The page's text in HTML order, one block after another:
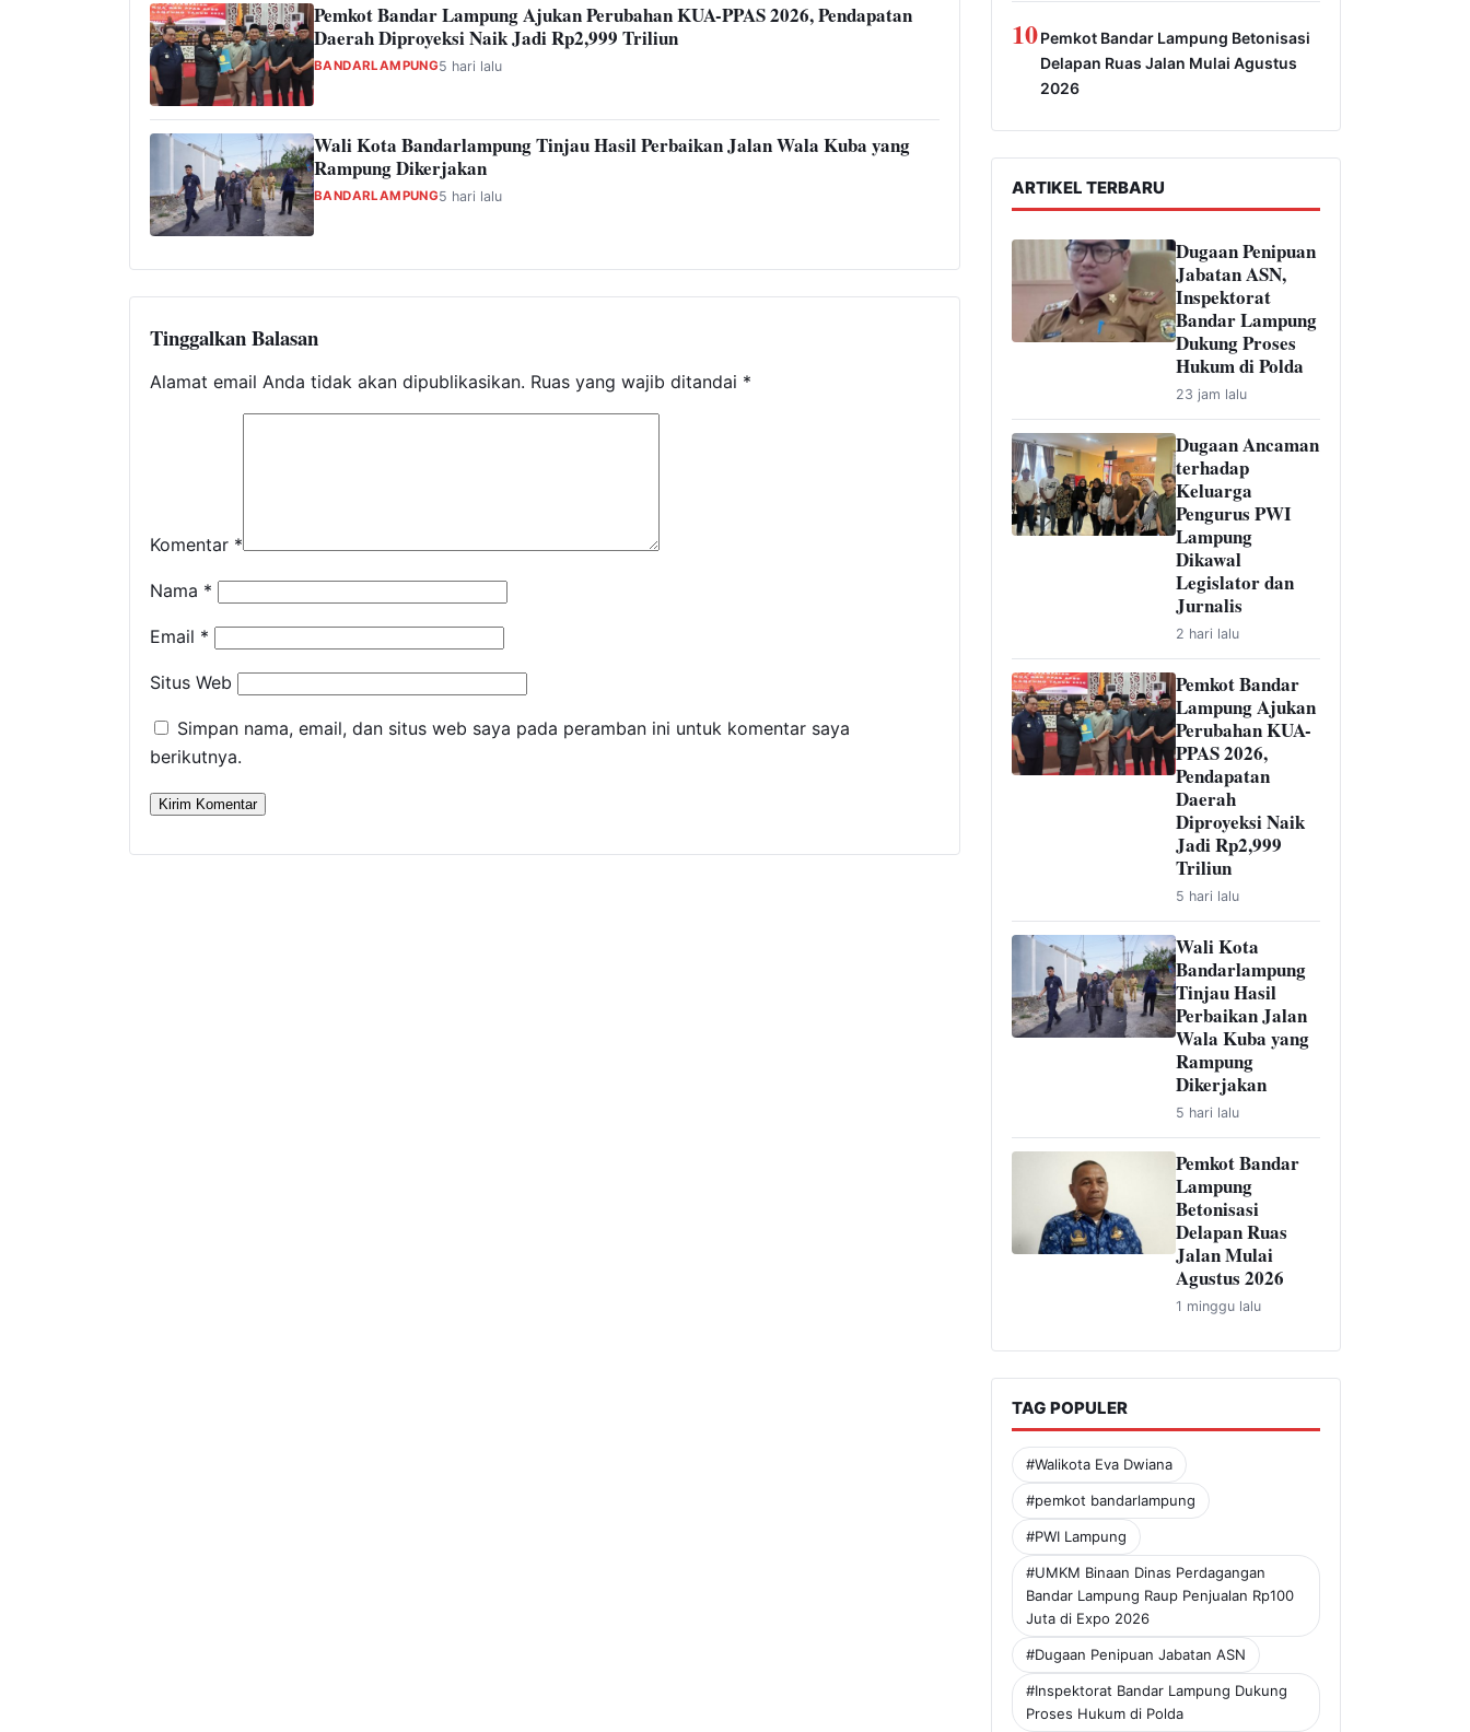
Pemkot Bandar Lampung Ajukan Perubahan KUA-PPAS 2026, Pendapatan
Daerah Diproyeksi Naik Jadi Rp2,999 Triliun
BANDARLAMPUNG5 hari lalu
Wali Kota Bandarlampung Tinjau Hasil Perbaikan Jalan Wala Kuba yang
Rampung Dikerjakan
BANDARLAMPUNG5 hari lalu
Tinggalkan Balasan
Alamat email Anda tidak akan dipublikasikan. Ruas yang wajib ditandai *
Komentar *
Nama *
Email *
Situs Web
Simpan nama, email, dan situs web saya pada peramban ini untuk komentar saya
berikutnya.
10Pemkot Bandar Lampung Betonisasi
Delapan Ruas Jalan Mulai Agustus
2026
ARTIKEL TERBARU
Dugaan Penipuan
Jabatan ASN,
Inspektorat
Bandar Lampung
Dukung Proses
Hukum di Polda
23 jam lalu
Dugaan Ancaman
terhadap
Keluarga
Pengurus PWI
Lampung
Dikawal
Legislator dan
Jurnalis
2 hari lalu
Pemkot Bandar
Lampung Ajukan
Perubahan KUA-
PPAS 2026,
Pendapatan
Daerah
Diproyeksi Naik
Jadi Rp2,999
Triliun
5 hari lalu
Wali Kota
Bandarlampung
Tinjau Hasil
Perbaikan Jalan
Wala Kuba yang
Rampung
Dikerjakan
5 hari lalu
Pemkot Bandar
Lampung
Betonisasi
Delapan Ruas
Jalan Mulai
Agustus 2026
1 minggu lalu
TAG POPULER
#Walikota Eva Dwiana
#pemkot bandarlampung
#PWI Lampung
#UMKM Binaan Dinas Perdagangan
Bandar Lampung Raup Penjualan Rp100
Juta di Expo 2026
#Dugaan Penipuan Jabatan ASN
#Inspektorat Bandar Lampung Dukung
Proses Hukum di Polda